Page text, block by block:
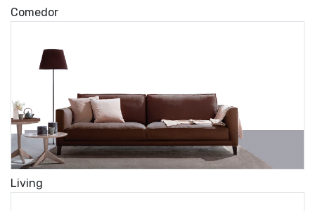
Comedor
Living